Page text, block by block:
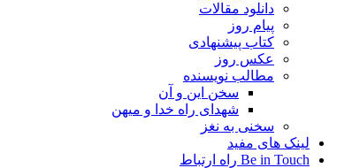
دانلود مقالات
پیام روز
کتاب پیشنهادی
عکس روز
مطالب نویسنده
سخن این و آن
شهدای راه خدا و میهن
سخنی به نغز
لینک های مفید
Be in Touch راه ارتباط